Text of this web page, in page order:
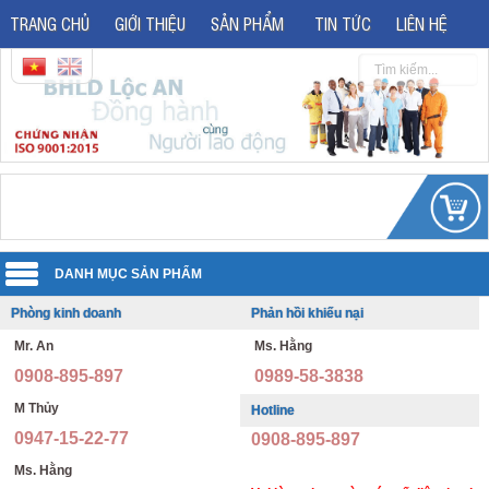
TRANG CHỦ GIỚI THIỆU SẢN PHẨM TIN TỨC LIÊN HỆ
Quần áo đồng phục
Đồng phục văn phòng
Đồng phục bảo vệ thông tư 08
Giày bảo hộ lao động
Giày bảo hộ nhập khẩu
Phòng kinh doanh
Mr. An
0908-895-897
M Thủy
0947-15-22-77
Ms. Hằng
Phản hồi khiếu nại
Ms. Hằng
0989-58-3838
Hotline
0908-895-897